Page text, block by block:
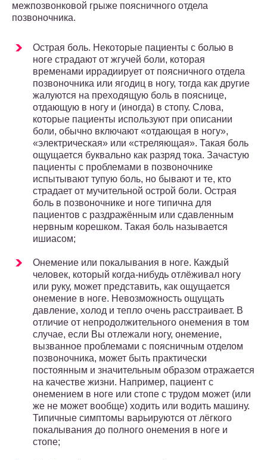
межпозвонковой грыже поясничного отдела
позвоночника.
Острая боль. Некоторые пациенты с болью в
ноге страдают от жгучей боли, которая
временами иррадиирует от поясничного отдела
позвоночника или ягодиц в ногу, тогда как другие
жалуются на преходящую боль в пояснице,
отдающую в ногу и (иногда) в стопу. Слова,
которые пациенты используют при описании
боли, обычно включают «отдающая в ногу»,
«электрическая» или «стреляющая». Такая боль
ощущается буквально как разряд тока. Зачастую
пациенты с проблемами в позвоночнике
испытывают тупую боль, но бывают и те, кто
страдает от мучительной острой боли. Острая
боль в позвоночнике и ноге типична для
пациентов с раздражённым или сдавленным
нервным корешком. Такая боль называется
ишиасом;
Онемение или покалывания в ноге. Каждый
человек, который когда-нибудь отлёживал ногу
или руку, может представить, как ощущается
онемение в ноге. Невозможность ощущать
давление, холод и тепло очень расстраивает. В
отличие от непродолжительного онемения в том
случае, если Вы отлежали ногу, онемение,
вызванное проблемами с поясничным отделом
позвоночника, может быть практически
постоянным и значительным образом отражается
на качестве жизни. Например, пациент с
онемением в ноге или стопе с трудом может (или
же не может вообще) ходить или водить машину.
Типичные симптомы варьируются от лёгкого
покалывания до полного онемения в ноге и
стопе;